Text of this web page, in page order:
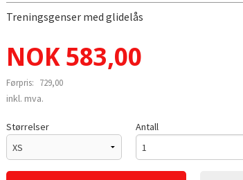
Next
Treningsgenser med glidelås
Tilbud
NOK 583,00
Førpris: 729,00
Rabatt
inkl. mva.
Størrelser Antall